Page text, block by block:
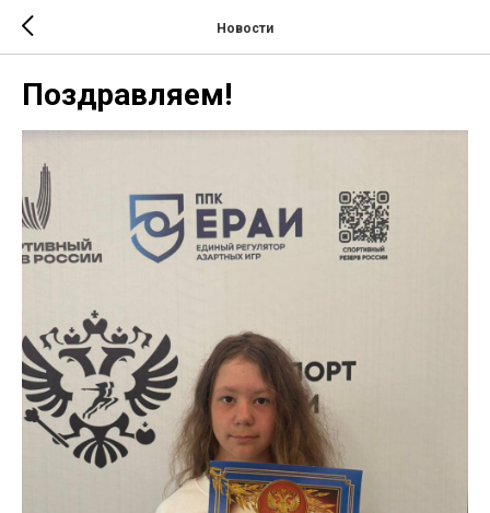
Новости
Поздравляем!